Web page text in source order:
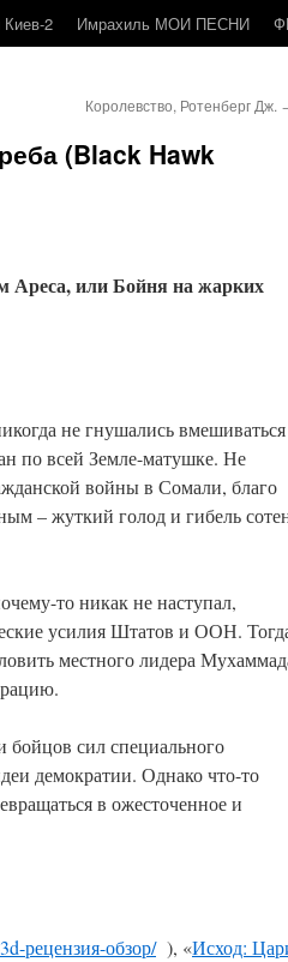
2 Имрахиль МОИ ПЕСНИ
Королевство, Ротенберг Дж.
(Black Hawk
Ареса, или Бойня на жарких
не гнушались вмешиваться
по всей Земле-матушке. Не
войны в Сомали, благо
– жуткий голод и гибель
то никак не наступал,
усилия Штатов и ООН.
местного лидера
бойцов сил специального
демократии. Однако что-то
в ожесточенное и
рецензия-обзор/), «Исход: